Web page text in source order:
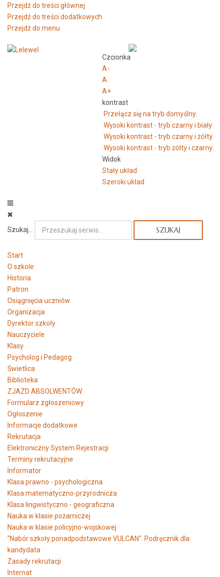
Przejdź do treści głównej
Przejdź do treści dodatkowych
Przejdź do menu
Czcionka
A-
A
A+
kontrast
Przełącz się na tryb domyślny.
Wysoki kontrast - tryb czarny i biały
Wysoki kontrast - tryb czarny i żółty
Wysoki kontrast - tryb żółty i czarny
Widok
Stały układ
Szeroki układ
Szukaj... SZUKAJ
Start
O szkole
Historia
Patron
Osiągnięcia uczniów
Organizacja
Dyrektor szkoły
Nauczyciele
Klasy
Psycholog i Pedagog
Świetlica
Biblioteka
ZJAZD ABSOLWENTÓW
Formularz zgłoszeniowy
Ogłoszenie
Informacje dodatkowe
Rekrutacja
Elektroniczny System Rejestracji
Terminy rekrutacyjne
Informator
Klasa prawno - psychologiczna
Klasa matematyczno-przyrodnicza
Klasa lingwistyczno - geograficzna
Nauka w klasie pożarniczej
Nauka w klasie policyjno-wojskowej
"Nabór szkoły ponadpodstawowe VULCAN". Podręcznik dla
kandydata
Zasady rekrutacji
Internat